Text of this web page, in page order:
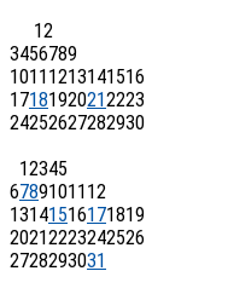
12
3456789
1011 1213141516
17181920212223
24252627282930
12345
67891011 12
13141516171819
20212223242526
2728293031